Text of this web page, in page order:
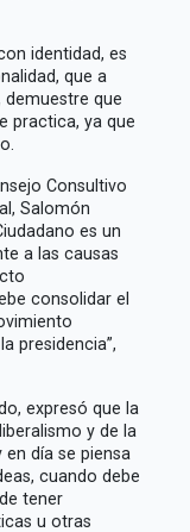
identidad, es
que a
demuestre que
practica, ya que
Consultivo
Salomón
es un
a las causas
consolidar el
presidencia”,
expresó que la
y de la
día se piensa
cuando debe
tener
u otras